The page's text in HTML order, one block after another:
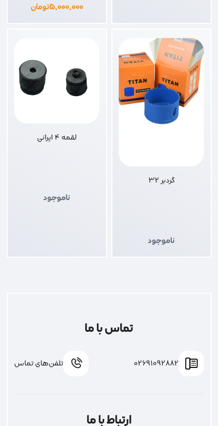
۵,۰۰۰,۰۰۰تومان
گردبر 32
ناموجود
لقمه 4 ایرانی
ناموجود
تماس با ما
02691092882 تلفن‌های تماس
ارتباط با ما